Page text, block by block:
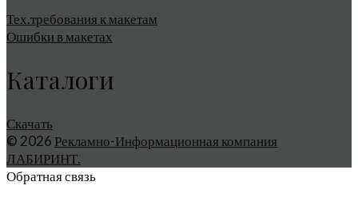
Тех.требования к макетам
Ошибки в макетах
Каталоги
Скачать
© 2026 Рекламно-Информационная компания
ЛАБИРИНТ.
Обратная связь